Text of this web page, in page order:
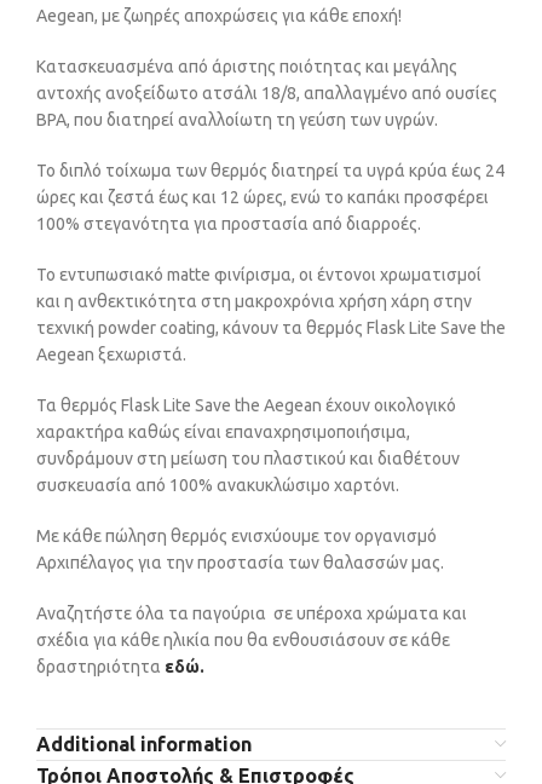
Aegean, με ζωηρές αποχρώσεις για κάθε εποχή!
Κατασκευασμένα από άριστης ποιότητας και μεγάλης
αντοχής ανοξείδωτο ατσάλι 18/8, απαλλαγμένο από ουσίες
BPA, που διατηρεί αναλλοίωτη τη γεύση των υγρών.
Το διπλό τοίχωμα των θερμός διατηρεί τα υγρά κρύα έως 24
ώρες και ζεστά έως και 12 ώρες, ενώ το καπάκι προσφέρει
100% στεγανότητα για προστασία από διαρροές.
Το εντυπωσιακό matte φινίρισμα, οι έντονοι χρωματισμοί
και η ανθεκτικότητα στη μακροχρόνια χρήση χάρη στην
τεχνική powder coating, κάνουν τα θερμός Flask Lite Save the
Aegean ξεχωριστά.
Τα θερμός Flask Lite Save the Aegean έχουν οικολογικό
χαρακτήρα καθώς είναι επαναχρησιμοποιήσιμα,
συνδράμουν στη μείωση του πλαστικού και διαθέτουν
συσκευασία από 100% ανακυκλώσιμο χαρτόνι.
Με κάθε πώληση θερμός ενισχύουμε τον οργανισμό
Αρχιπέλαγος για την προστασία των θαλασσών μας.
Αναζητήστε όλα τα παγούρια σε υπέροχα χρώματα και
σχέδια για κάθε ηλικία που θα ενθουσιάσουν σε κάθε
δραστηριότητα εδώ.
Additional information
Τρόποι Αποστολής & Επιστροφές